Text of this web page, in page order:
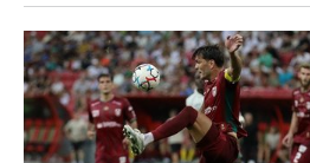
ХОККЕЙ С МЯЧОМ
ПРОИСШЕСТВИЯ